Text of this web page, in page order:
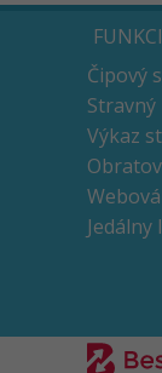
Čipový
Stravný
Výkaz